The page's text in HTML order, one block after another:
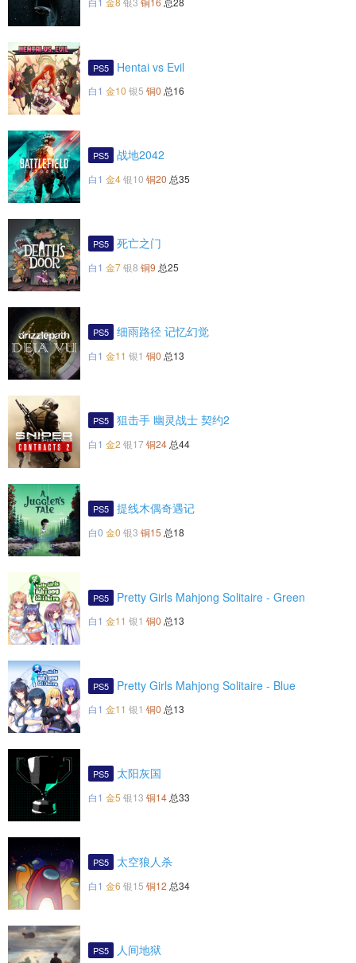
PS5 Hentai vs Evil
白1 金10 银5 铜0 总16
PS5 战地2042
白1 金4银10 铜20 总35
PS5 死亡之门
白1 金7银8 铜9 总25
PS5 细雨路径 记忆幻觉
白1 金11 银1 铜0 总13
PS5 狙击手 幽灵战士 契约2
白1 金2 银17 铜24 总44
PS5 提线木偶奇遇记
白0 金0 银3 铜15 总18
PS5 Pretty Girls Mahjong Solitaire - Green
白1 金11 银1 铜0 总13
PS5 Pretty Girls Mahjong Solitaire - Blue
白1 金11 银1 铜0 总13
PS5 太阳灰国
白1 金5 银13 铜14 总33
PS5 太空狼人杀
白1 金6 银15 铜12 总34
PS5 人间地狱